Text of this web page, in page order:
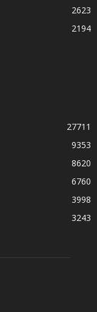
2623
2194
27711
9353
8620
6760
3998
3243